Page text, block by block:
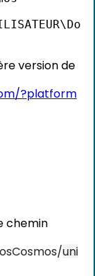
version de
?platform
chemin
uni